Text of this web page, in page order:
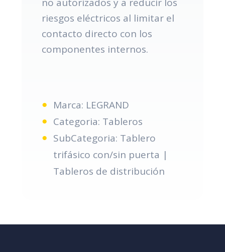
riesgos eléctricos al limitar el
contacto directo con los
componentes internos.
Marca: LEGRAND
Categoria: Tableros
SubCategoria: Tablero
trifásico con/sin puerta |
Tableros de distribución